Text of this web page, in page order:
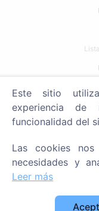
Este sitio
experiencia de
funcionalidad del
Las cookies
necesidades y
Leer más